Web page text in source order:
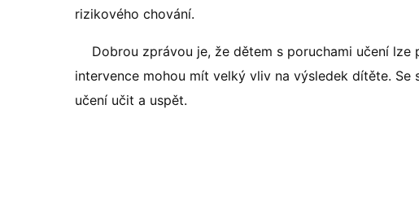
rizikového chování.
Dobrou zprávou je, že dětem s poruchami učení
intervence mohou mít velký vliv na výsledek dítěte.
učení učit a uspět.